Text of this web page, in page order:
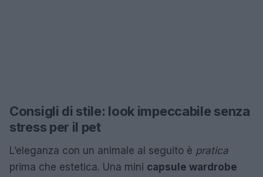
Consigli di stile: look impeccabile senza
stress per il pet
L’eleganza con un animale al seguito è pratica
prima che estetica. Una mini capsule wardrobe